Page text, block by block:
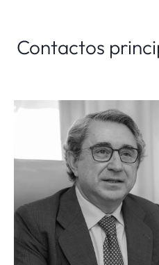
Contactos